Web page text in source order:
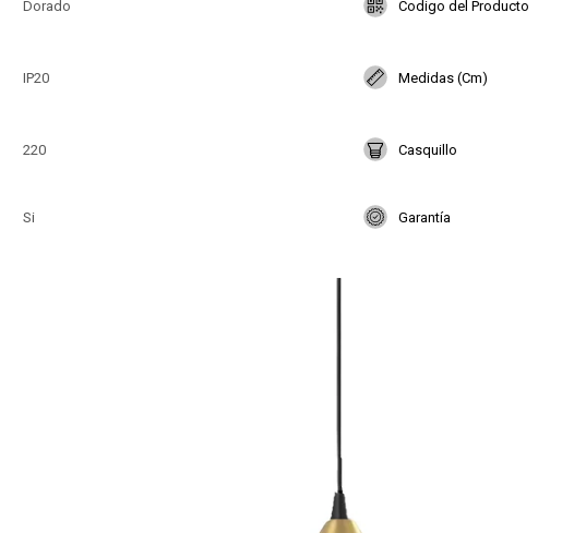
Dorado Codigo del Producto
IP20 Medidas (Cm)
220 Casquillo
Si Garantía